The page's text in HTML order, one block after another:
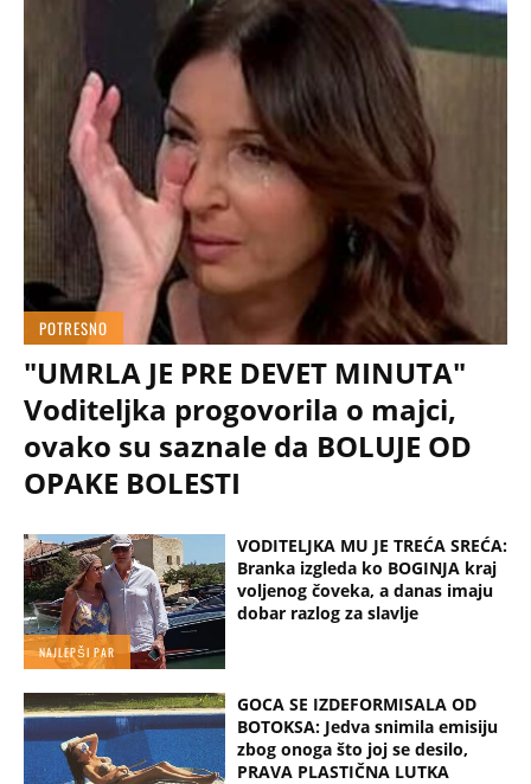
NAJLEPŠI PAR
VODITELJKA MU JE TREĆA SREĆA:
Branka izgleda ko BOGINJA kraj
voljenog čoveka, a danas imaju
dobar razlog za slavlje
GOCA SE IZDEFORMISALA OD
BOTOKSA: Jedva snimila emisiju
zbog onoga što joj se desilo,
PRAVA PLASTIČNA LUTKA
POTRESNO
"UMRLA JE PRE DEVET MINUTA"
Voditeljka progovorila o majci,
ovako su saznale da BOLUJE OD
OPAKE BOLESTI